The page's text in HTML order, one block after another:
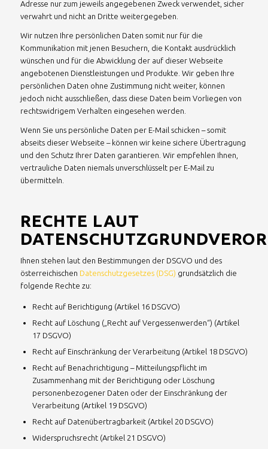
Adresse nur zum jeweils angegebenen Zweck verwendet, sicher
verwahrt und nicht an Dritte weitergegeben.
Wir nutzen Ihre persönlichen Daten somit nur für die
Kommunikation mit jenen Besuchern, die Kontakt ausdrücklich
wünschen und für die Abwicklung der auf dieser Webseite
angebotenen Dienstleistungen und Produkte. Wir geben Ihre
persönlichen Daten ohne Zustimmung nicht weiter, können
jedoch nicht ausschließen, dass diese Daten beim Vorliegen von
rechtswidrigem Verhalten eingesehen werden.
Wenn Sie uns persönliche Daten per E-Mail schicken – somit
abseits dieser Webseite – können wir keine sichere Übertragung
und den Schutz Ihrer Daten garantieren. Wir empfehlen Ihnen,
vertrauliche Daten niemals unverschlüsselt per E-Mail zu
übermitteln.
RECHTE LAUT
Ihnen stehen laut den Bestimmungen der DSGVO und des
österreichischen Datenschutzgesetzes (DSG) grundsätzlich die
folgende Rechte zu:
Recht auf Berichtigung (Artikel 16 DSGVO)
Recht auf Löschung („Recht auf Vergessenwerden“) (Artikel
17 DSGVO)
Recht auf Einschränkung der Verarbeitung (Artikel 18 DSGVO)
Recht auf Benachrichtigung – Mitteilungspflicht im
Zusammenhang mit der Berichtigung oder Löschung
personenbezogener Daten oder der Einschränkung der
Verarbeitung (Artikel 19 DSGVO)
Recht auf Datenübertragbarkeit (Artikel 20 DSGVO)
Widerspruchsrecht (Artikel 21 DSGVO)